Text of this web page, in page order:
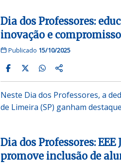
Dia dos Professores:
inovação e
Publicado 15/10/2025
Neste Dia dos Professores, a
de Limeira (SP) ganham
Dia dos Professores:
promove inclusão de